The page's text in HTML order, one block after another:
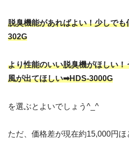
脱臭機能があればよい！少しで
302G
より性能のいい脱臭機がほしい
風が出てほしい➡HDS-3000G
を選ぶとよいでしょう^_^
ただ、価格差が現在約15,000円ほ